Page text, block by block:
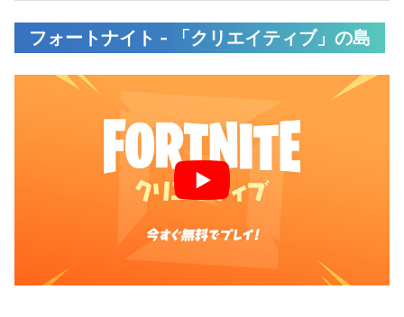
フォートナイト - 「クリエイティブ」の島